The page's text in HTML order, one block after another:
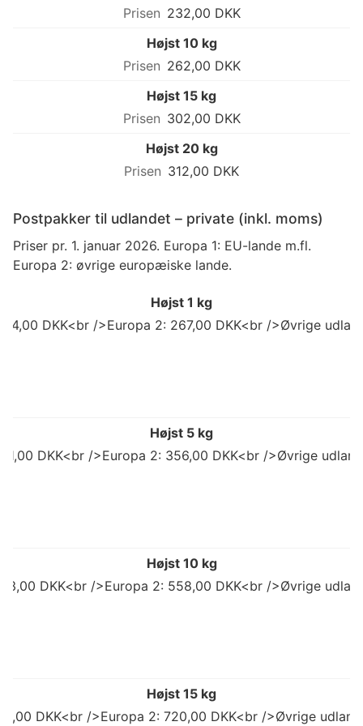
232,00 DKK
Højst 10 kg
262,00 DKK
Højst 15 kg
302,00 DKK
Højst 20 kg
312,00 DKK
Postpakker til udlandet – private (inkl. moms)
Priser pr. 1. januar 2026. Europa 1: EU-lande m.fl.
Europa 2: øvrige europæiske lande.
Højst 1 kg
DKK<br />Europa 2: 267,00 DKK<br />Øvrige
Højst 5 kg
DKK<br />Europa 2: 356,00 DKK<br />Øvrige
Højst 10 kg
DKK<br />Europa 2: 558,00 DKK<br />Øvrige
Højst 15 kg
DKK<br />Europa 2: 720,00 DKK<br />Øvrige